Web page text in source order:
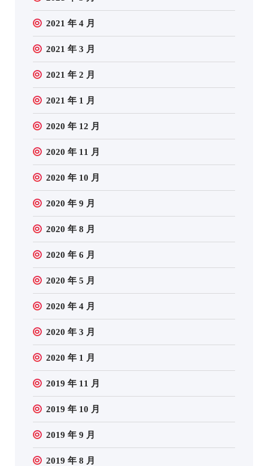
2021 年 4 月
2021 年 3 月
2021 年 2 月
2021 年 1 月
2020 年 12 月
2020 年 11 月
2020 年 10 月
2020 年 9 月
2020 年 8 月
2020 年 6 月
2020 年 5 月
2020 年 4 月
2020 年 3 月
2020 年 1 月
2019 年 11 月
2019 年 10 月
2019 年 9 月
2019 年 8 月